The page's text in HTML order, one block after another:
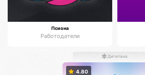
Псиона
Работодатели
Дигитана
4.80